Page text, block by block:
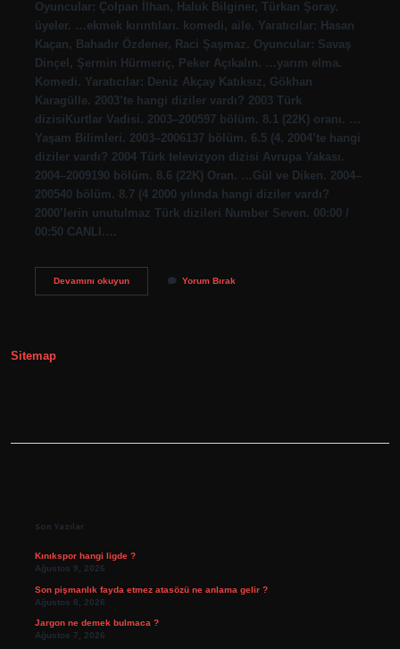
Oyuncular: Çolpan İlhan, Haluk Bilginer, Türkan Şoray.
üyeler. …ekmek kırıntıları. komedi, aile. Yaratıcılar: Hasan
Kaçan, Bahadır Özdener, Raci Şaşmaz. Oyuncular: Savaş
Dinçel, Şermin Hürmeriç, Peker Açıkalın. …yarım elma.
Komedi. Yaratıcılar: Deniz Akçay Katıksız, Gökhan
Karagülle. 2003’te hangi diziler vardı? 2003 Türk
dizisiKurtlar Vadisi. 2003–200597 bölüm. 8.1 (22K) oranı. …
Yaşam Bilimleri. 2003–2006137 bölüm. 6.5 (4. 2004’te hangi
diziler vardı? 2004 Türk televizyon dizisi Avrupa Yakası.
2004–2009190 bölüm. 8.6 (22K) Oran. …Gül ve Diken. 2004–
200540 bölüm. 8.7 (4 2000 yılında hangi diziler vardı?
2000’lerin unutulmaz Türk dizileri Number Seven. 00:00 /
00:50 CANLI.…
Devamını okuyun2001
Yorum Bırak
Sitemap
Son Yazılar
Kınıkspor hangi ligde ?
Ağustos 9, 2026
Son pişmanlık fayda etmez atasözü ne anlama gelir ?
Ağustos 8, 2026
Jargon ne demek bulmaca ?
Ağustos 7, 2026